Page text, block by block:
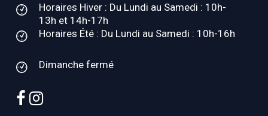
Horaires Hiver : Du Lundi au Samedi : 10h-
13h et 14h-17h
Horaires Été : Du Lundi au Samedi : 10h-16h
Dimanche fermé
facebook
instagram